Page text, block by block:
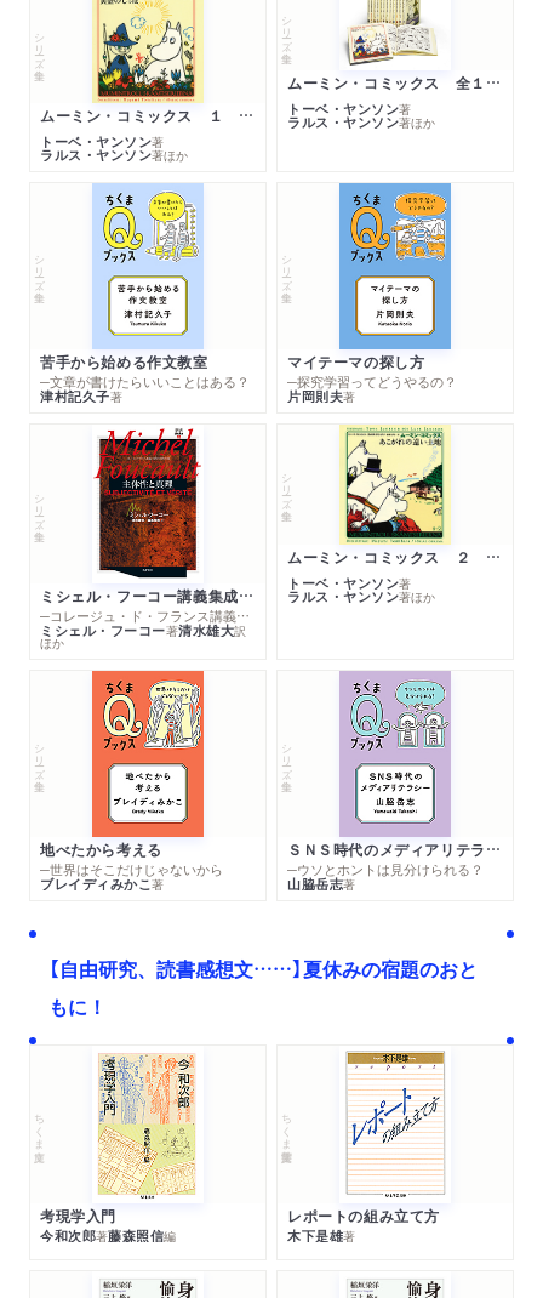
シリーズ・全集
ムーミン・コミックス １ 黄金のしっぽ
トーベ・ヤンソン著
ラルス・ヤンソン著ほか
シリーズ・全集
ムーミン・コミックス 全１４巻セット
トーベ・ヤンソン著
ラルス・ヤンソン著ほか
シリーズ・全集
苦手から始める作文教室
─文章が書けたらいいことはある？
津村記久子著
シリーズ・全集
マイテーマの探し方
─探究学習ってどうやるの？
片岡則夫著
シリーズ・全集
ミシェル・フーコー講義集成１０ 主体性と真理
─コレージュ・ド・フランス講義１９８０－１９８１年度
ミシェル・フーコー著清水雄大訳
ほか
シリーズ・全集
ムーミン・コミックス ２ あこがれの遠い土地
トーベ・ヤンソン著
ラルス・ヤンソン著ほか
シリーズ・全集
地べたから考える
─世界はそこだけじゃないから
ブレイディみかこ著
シリーズ・全集
ＳＮＳ時代のメディアリテラシー
─ウソとホントは見分けられる？
山脇岳志著
【自由研究、読書感想文……】夏休みの宿題のおと
もに！
ちくま文庫
考現学入門
今和次郎著藤森照信編
ちくま学芸文庫
レポートの組み立て方
木下是雄著